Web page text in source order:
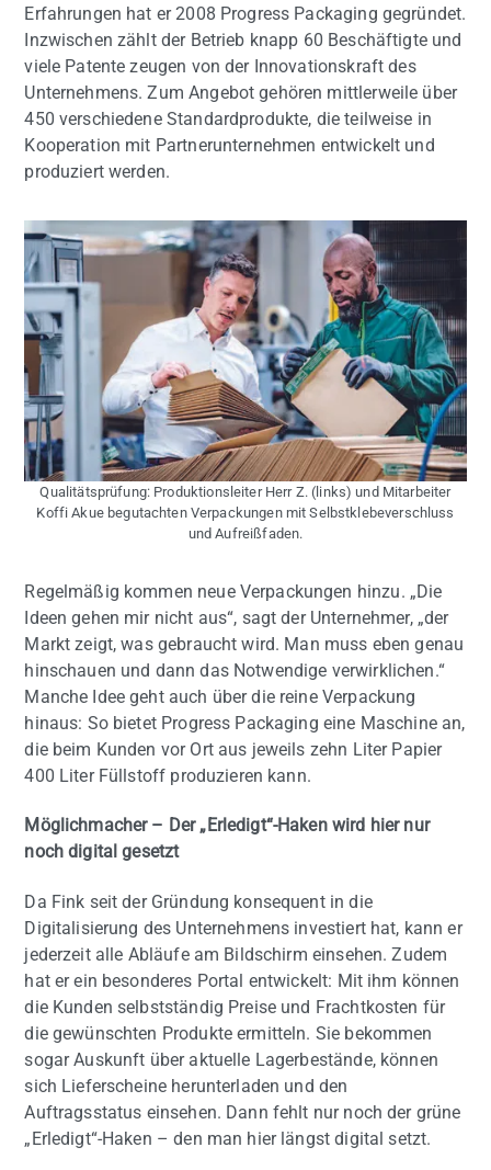
Erfahrungen hat er 2008 Progress Packaging gegründet.
Inzwischen zählt der Betrieb knapp 60 Beschäftigte und
viele Patente zeugen von der Innovationskraft des
Unternehmens. Zum Angebot gehören mittlerweile über
450 verschiedene Standardprodukte, die teilweise in
Kooperation mit Partnerunternehmen entwickelt und
produziert werden.
Qualitätsprüfung: Produktionsleiter Herr Z. (links) und Mitarbeiter
Koffi Akue begutachten Verpackungen mit Selbstklebeverschluss
und Aufreißfaden.
Regelmäßig kommen neue Verpackungen hinzu. „Die
Ideen gehen mir nicht aus“, sagt der Unternehmer, „der
Markt zeigt, was gebraucht wird. Man muss eben genau
hinschauen und dann das Notwendige verwirklichen.“
Manche Idee geht auch über die reine Verpackung
hinaus: So bietet Progress Packaging eine Maschine an,
die beim Kunden vor Ort aus jeweils zehn Liter Papier
400 Liter Füllstoff produzieren kann.
Möglichmacher – Der „Erledigt“-Haken wird hier nur
noch digital gesetzt
Da Fink seit der Gründung konsequent in die
Digitalisierung des Unternehmens investiert hat, kann er
jederzeit alle Abläufe am Bildschirm einsehen. Zudem
hat er ein besonderes Portal entwickelt: Mit ihm können
die Kunden selbstständig Preise und Frachtkosten für
die gewünschten Produkte ermitteln. Sie bekommen
sogar Auskunft über aktuelle Lagerbestände, können
sich Lieferscheine herunterladen und den
Auftragsstatus einsehen. Dann fehlt nur noch der grüne
„Erledigt“-Haken – den man hier längst digital setzt.